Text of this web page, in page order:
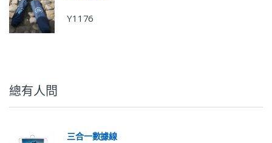
Y1176
總有人問
三合一數據線